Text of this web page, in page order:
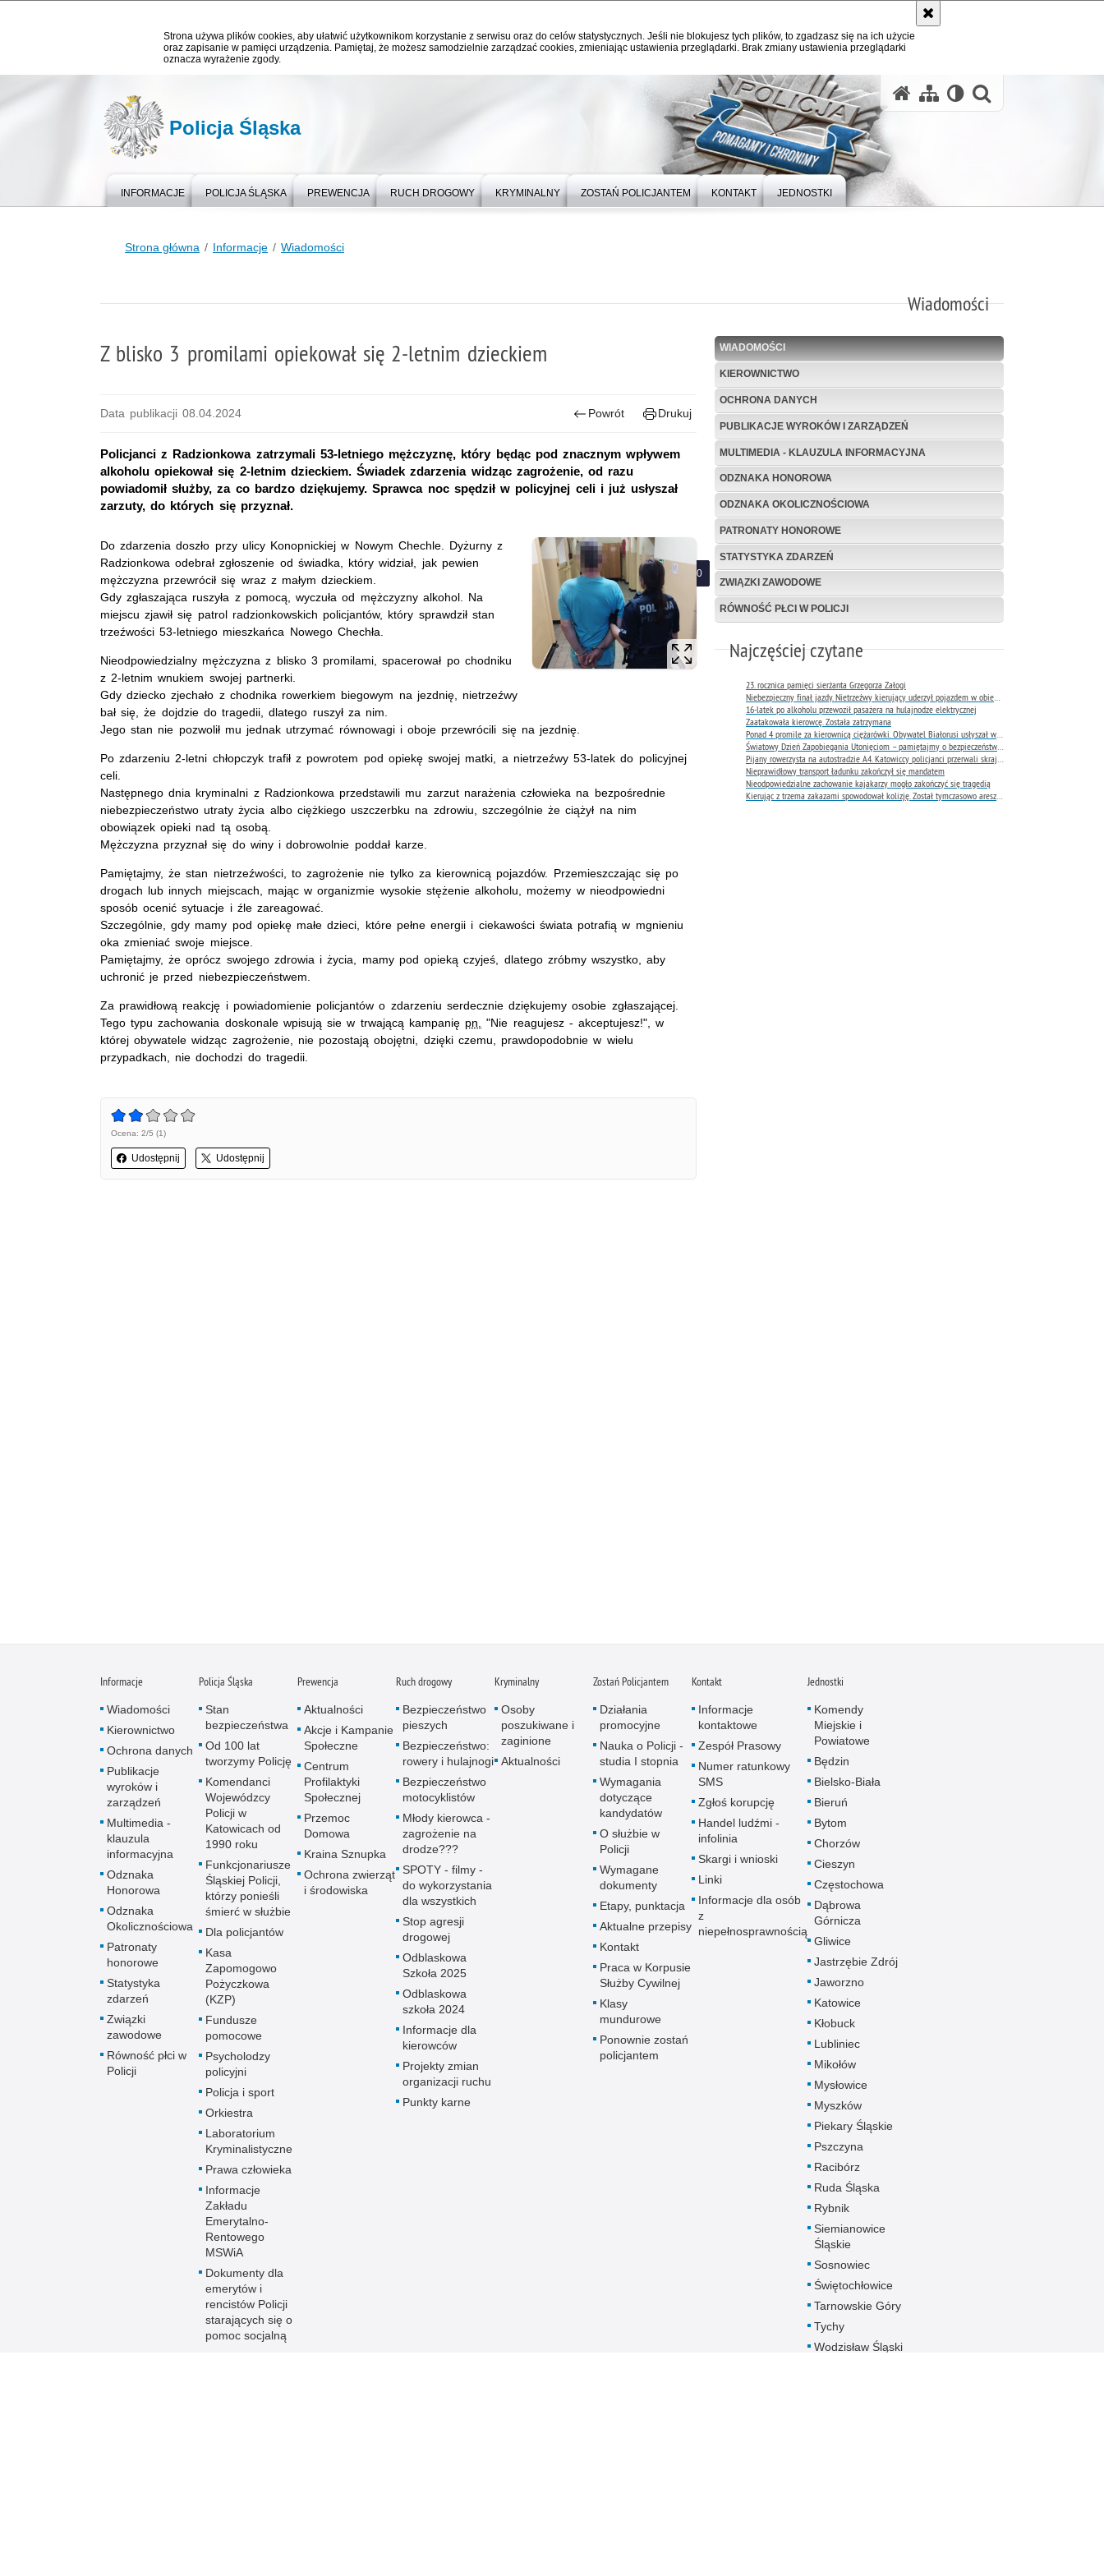
Strona używa plików cookies, aby ułatwić użytkownikom korzystanie z serwisu oraz do celów statystycznych. Jeśli nie blokujesz tych plików, to zgadzasz się na ich użycie
oraz zapisanie w pamięci urządzenia. Pamiętaj, że możesz samodzielnie zarządzać cookies, zmieniając ustawienia przeglądarki. Brak zmiany ustawienia przeglądarki
oznacza wyrażenie zgody.
Policja Śląska
INFORMACJE POLICJA ŚLĄSKA PREWENCJA RUCH DROGOWY KRYMINALNY ZOSTAŃ POLICJANTEM KONTAKT JEDNOSTKI
Strona główna Informacje Wiadomości
Wiadomości
WIADOMOŚCI
KIEROWNICTWO
OCHRONA DANYCH
PUBLIKACJE WYROKÓW I ZARZĄDZEŃ
MULTIMEDIA - KLAUZULA INFORMACYJNA
ODZNAKA HONOROWA
ODZNAKA OKOLICZNOŚCIOWA
PATRONATY HONOROWE
STATYSTYKA ZDARZEŃ
ZWIĄZKI ZAWODOWE
RÓWNOŚĆ PŁCI W POLICJI
Najczęściej czytane
23. rocznica pamięci sierżanta Grzegorza Załogi
16-latek po alkoholu przewoził pasażera na hulajnodze elektrycznej
Zaatakowała kierowcę. Została zatrzymana
Nieprawidłowy transport ładunku zakończył się mandatem
Nieodpowiedzialne zachowanie kajakarzy mogło zakończyć się tragedią
Z blisko 3 promilami opiekował się 2-letnim dzieckiem
Data publikacji 08.04.2024 Powrót Drukuj
Policjanci z Radzionkowa zatrzymali 53-letniego mężczyznę, który będąc pod znacznym wpływem
alkoholu opiekował się 2-letnim dzieckiem. Świadek zdarzenia widząc zagrożenie, od razu
powiadomił służby, za co bardzo dziękujemy. Sprawca noc spędził w policyjnej celi i już usłyszał
zarzuty, do których się przyznał.
Do zdarzenia doszło przy ulicy Konopnickiej w Nowym Chechle. Dyżurny z
Radzionkowa odebrał zgłoszenie od świadka, który widział, jak pewien
mężczyzna przewrócił się wraz z małym dzieckiem.
Gdy zgłaszająca ruszyła z pomocą, wyczuła od mężczyzny alkohol. Na
miejscu zjawił się patrol radzionkowskich policjantów, który sprawdził stan
trzeźwości 53-letniego mieszkańca Nowego Chechła.
Nieodpowiedzialny mężczyzna z blisko 3 promilami, spacerował po chodniku
z 2-letnim wnukiem swojej partnerki.
Gdy dziecko zjechało z chodnika rowerkiem biegowym na jezdnię, nietrzeźwy
bał się, że dojdzie do tragedii, dlatego ruszył za nim.
Jego stan nie pozwolił mu jednak utrzymać równowagi i oboje przewrócili się na jezdnię.
Po zdarzeniu 2-letni chłopczyk trafił z powrotem pod opiekę swojej matki, a nietrzeźwy 53-latek do policyjnej
celi.
Następnego dnia kryminalni z Radzionkowa przedstawili mu zarzut narażenia człowieka na bezpośrednie
niebezpieczeństwo utraty życia albo ciężkiego uszczerbku na zdrowiu, szczególnie że ciążył na nim
obowiązek opieki nad tą osobą.
Mężczyzna przyznał się do winy i dobrowolnie poddał karze.
Pamiętajmy, że stan nietrzeźwości, to zagrożenie nie tylko za kierownicą pojazdów. Przemieszczając się po
drogach lub innych miejscach, mając w organizmie wysokie stężenie alkoholu, możemy w nieodpowiedni
sposób ocenić sytuacje i źle zareagować.
Szczególnie, gdy mamy pod opiekę małe dzieci, które pełne energii i ciekawości świata potrafią w mgnieniu
oka zmieniać swoje miejsce.
Pamiętajmy, że oprócz swojego zdrowia i życia, mamy pod opieką czyjeś, dlatego zróbmy wszystko, aby
uchronić je przed niebezpieczeństwem.
Za prawidłową reakcję i powiadomienie policjantów o zdarzeniu serdecznie dziękujemy osobie zgłaszającej.
Tego typu zachowania doskonale wpisują sie w trwającą kampanię pn. "Nie reagujesz - akceptujesz!", w
której obywatele widząc zagrożenie, nie pozostają obojętni, dzięki czemu, prawdopodobnie w wielu
przypadkach, nie dochodzi do tragedii.
Ocena: 2/5 (1)
Udostępnij Udostępnij
Informacje
Wiadomości
Kierownictwo
Ochrona danych
Publikacje
wyroków i
zarządzeń
Multimedia -
klauzula
informacyjna
Odznaka
Honorowa
Odznaka
Okolicznościowa
Patronaty
honorowe
Statystyka
zdarzeń
Związki
zawodowe
Równość płci w
Policji
Policja Śląska
Stan
bezpieczeństwa
Od 100 lat
tworzymy Policję
Komendanci
Wojewódzcy
Policji w
Katowicach od
1990 roku
Funkcjonariusze
Śląskiej Policji,
którzy ponieśli
śmierć w służbie
Dla policjantów
Kasa
Zapomogowo
Pożyczkowa
(KZP)
Fundusze
pomocowe
Psycholodzy
policyjni
Policja i sport
Orkiestra
Laboratorium
Kryminalistyczne
Prawa człowieka
Informacje
Zakładu
Emerytalno-
Rentowego
MSWiA
Dokumenty dla
emerytów i
rencistów Policji
starających się o
pomoc socjalną
Prewencja
Aktualności
Akcje i Kampanie
Społeczne
Centrum
Profilaktyki
Społecznej
Przemoc
Domowa
Kraina Sznupka
Ochrona zwierząt
i środowiska
Ruch drogowy
Bezpieczeństwo
pieszych
Bezpieczeństwo:
rowery i hulajnogi
Bezpieczeństwo
motocyklistów
Młody kierowca -
zagrożenie na
drodze???
SPOTY - filmy -
do wykorzystania
dla wszystkich
Stop agresji
drogowej
Odblaskowa
Szkoła 2025
Odblaskowa
szkoła 2024
Informacje dla
kierowców
Projekty zmian
organizacji ruchu
Punkty karne
Kryminalny
Osoby
poszukiwane i
zaginione
Aktualności
Zostań Policjantem
Działania
promocyjne
Nauka o Policji -
studia I stopnia
Wymagania
dotyczące
kandydatów
O służbie w
Policji
Wymagane
dokumenty
Etapy, punktacja
Aktualne przepisy
Kontakt
Praca w Korpusie
Służby Cywilnej
Klasy
mundurowe
Ponownie zostań
policjantem
Kontakt
Informacje
kontaktowe
Zespół Prasowy
Numer ratunkowy
SMS
Zgłoś korupcję
Handel ludźmi -
infolinia
Skargi i wnioski
Linki
Informacje dla osób
z
niepełnosprawnością
Jednostki
Komendy
Miejskie i
Powiatowe
Będzin
Bielsko-Biała
Bieruń
Bytom
Chorzów
Cieszyn
Częstochowa
Dąbrowa
Górnicza
Gliwice
Jastrzębie Zdrój
Jaworzno
Katowice
Kłobuck
Lubliniec
Mikołów
Mysłowice
Myszków
Piekary Śląskie
Pszczyna
Racibórz
Ruda Śląska
Rybnik
Siemianowice
Śląskie
Sosnowiec
Świętochłowice
Tarnowskie Góry
Tychy
Wodzisław Śląski